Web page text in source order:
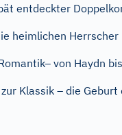
entdeckter
heimlichen Herrscher
von Haydn
Klassik – die